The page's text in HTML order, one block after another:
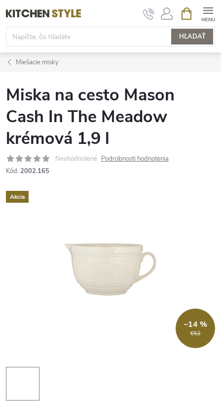
na
obsah
HĽADAŤ
KOŠÍK
Miešacie misky
Miska na cesto Mason
Cash In The Meadow
krémová 1,9 l
Neohodnotené Podrobnosti hodnotenia
Kód: 2002.165
Akcia
€52
–14 %